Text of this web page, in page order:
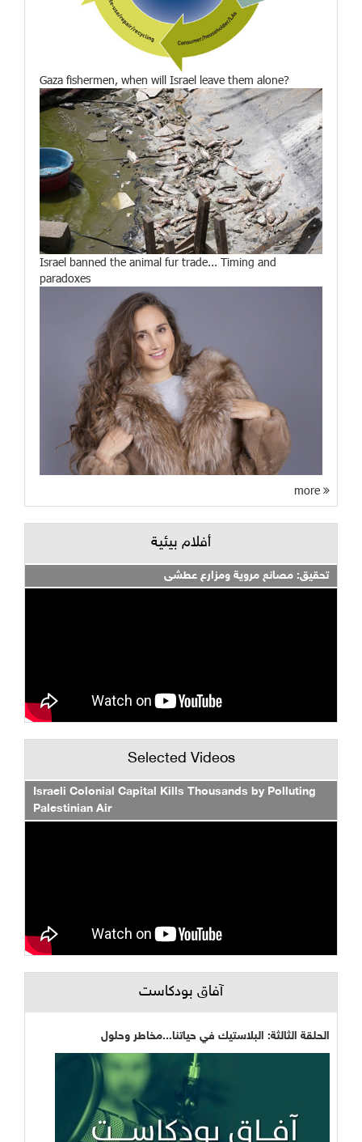
Gaza fishermen, when will Israel leave them alone?
Israel banned the animal fur trade... Timing and
paradoxes
أفلام بيئية
تحقيق: مصانع مروية ومزارع عطشى
Selected Videos
Israeli Colonial Capital Kills Thousands by Polluting
Palestinian Air
آفاق بودكاست
الحلقة الثالثة: البلاستيك في حياتنا...مخاطر وحلول